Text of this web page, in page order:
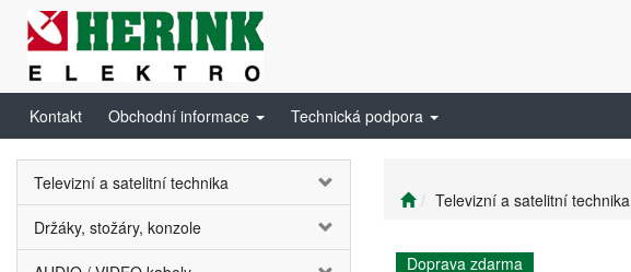
Kontakt Obchodní informace Technická podpora
Televizní a satelitní technika
Držáky, stožáry, konzole
Televizní a satelitní technika
Doprava zdarma